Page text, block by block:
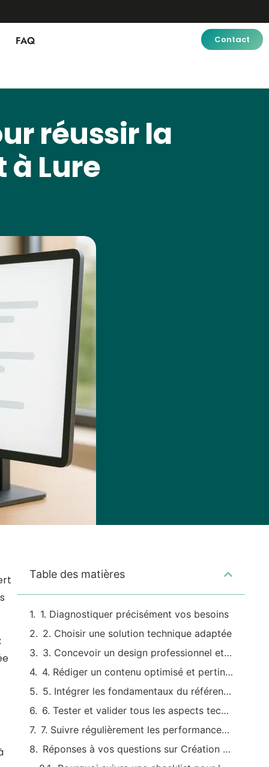
FAQ Contact
réussir la
Lure
Table des matières
1. Diagnostiquer précisément vos besoins
2. Choisir une solution technique adaptée
3. Concevoir un design professionnel et engageant
4. Rédiger un contenu optimisé et pertinent
5. Intégrer les fondamentaux du référencement local
6. Tester et valider tous les aspects techniques
7. Suivre régulièrement les performances et ajuster
Réponses à vos questions sur Création Site Internet Lure